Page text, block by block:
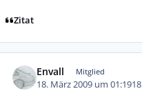
Zitat
Envall Mitglied
18. März 2009 um 01:19